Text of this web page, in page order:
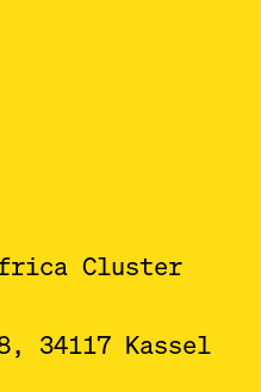
Cluster
34117 Kassel